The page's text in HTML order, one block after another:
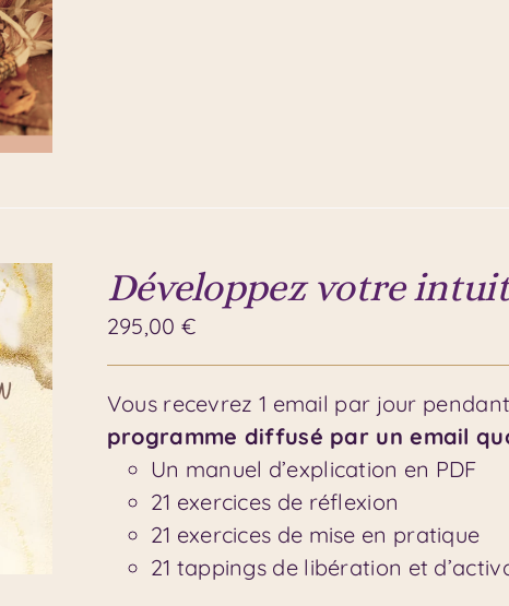
Développez votre
295,00 €
Vous recevrez 1 email par jour
programme diffusé par un email
Un manuel d’explication en PDF
21 exercices de réflexion
21 exercices de mise en pratique
21 tappings de libération et